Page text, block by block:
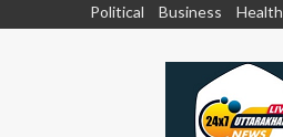
Political Business Health